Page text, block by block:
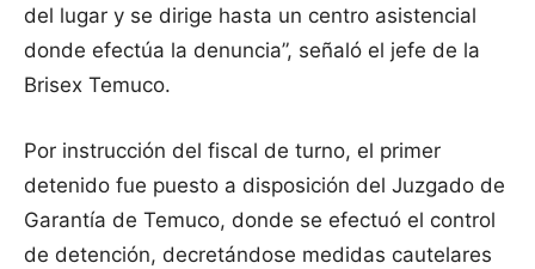
del lugar y se dirige hasta un centro asistencial
donde efectúa la denuncia”, señaló el jefe de la
Brisex Temuco.
Por instrucción del fiscal de turno, el primer
detenido fue puesto a disposición del Juzgado de
Garantía de Temuco, donde se efectuó el control
de detención, decretándose medidas cautelares